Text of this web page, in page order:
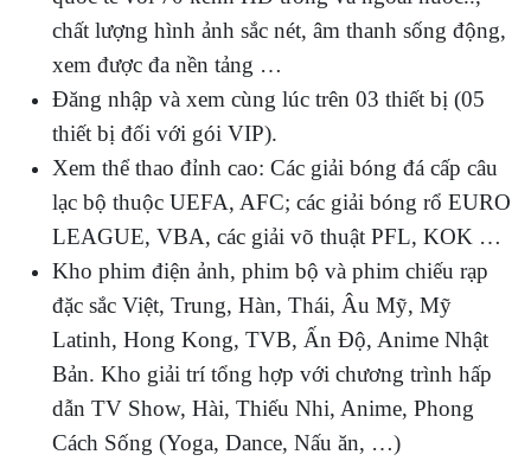
chất lượng hình ảnh sắc nét, âm thanh sống động,
xem được đa nền tảng …
Đăng nhập và xem cùng lúc trên 03 thiết bị (05
thiết bị đối với gói VIP).
Xem thể thao đỉnh cao: Các giải bóng đá cấp câu
lạc bộ thuộc UEFA, AFC; các giải bóng rổ EURO
LEAGUE, VBA, các giải võ thuật PFL, KOK …
Kho phim điện ảnh, phim bộ và phim chiếu rạp
đặc sắc Việt, Trung, Hàn, Thái, Âu Mỹ, Mỹ
Latinh, Hong Kong, TVB, Ấn Độ, Anime Nhật
Bản. Kho giải trí tổng hợp với chương trình hấp
dẫn TV Show, Hài, Thiếu Nhi, Anime, Phong
Cách Sống (Yoga, Dance, Nấu ăn, …)